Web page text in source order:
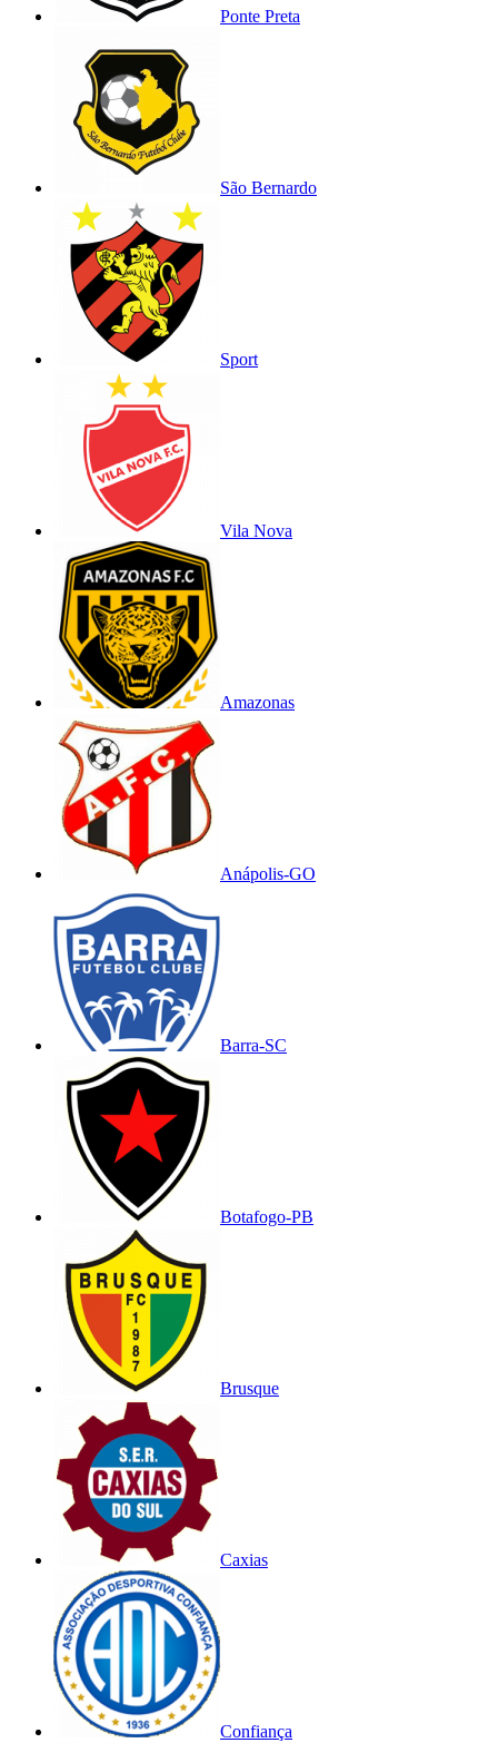
Ponte Preta
São Bernardo
Sport
Vila Nova
Amazonas
Anápolis-GO
Barra-SC
Botafogo-PB
Brusque
Caxias
Confiança